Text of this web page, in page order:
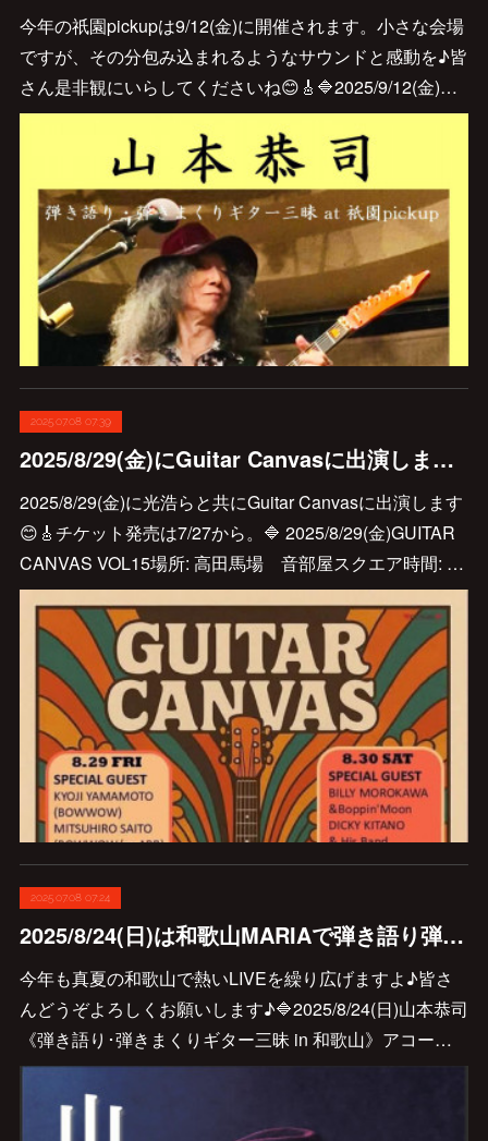
今年の祇園pickupは9/12(金)に開催されます。小さな会場
ですが、その分包み込まれるようなサウンドと感動を♪皆
さん是非観にいらしてくださいね😊🎸🔷2025/9/12(金)…
2025.07.08 07:39
2025/8/29(金)にGuitar Canvasに出演します😊🎸
2025/8/29(金)に光浩らと共にGuitar Canvasに出演します
😊🎸チケット発売は7/27から。🔷 2025/8/29(金)GUITAR
CANVAS VOL15場所: 高田馬場 音部屋スクエア時間: …
2025.07.08 07:24
2025/8/24(日)は和歌山MARIAで弾き語り弾きまくりギター三昧♪
今年も真夏の和歌山で熱いLIVEを繰り広げますよ♪皆さ
んどうぞよろしくお願いします♪🔷2025/8/24(日)山本恭司
《弾き語り･弾きまくりギター三昧 in 和歌山》アコー…